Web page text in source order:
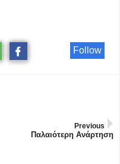
Follow
Previous
Παλαιότερη Ανάρτηση